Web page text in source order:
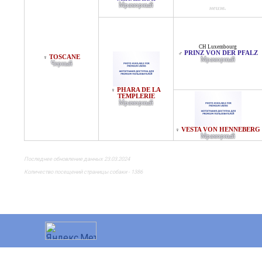
♀ TOSCANE
Черный
Мраморный
неизв.
♀ PHARA DE LA
TEMPLERIE
Мраморный
CH Luxembourg
♂ PRINZ VON DER PFALZ
Мраморный
♀ VESTA VON HENNEBERG
Мраморный
Последнее обновление данных 23.03.2024
Количество посещений страницы собаки - 1386